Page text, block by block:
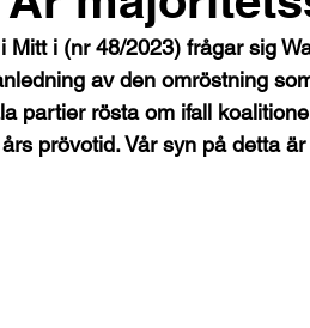
Mitt i (nr 48/2023) frågar sig
av den omröstning
partier rösta om ifall
prövotid. Vår syn på detta